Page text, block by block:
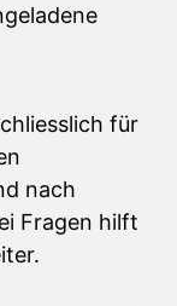
für
nach
Fragen hilft